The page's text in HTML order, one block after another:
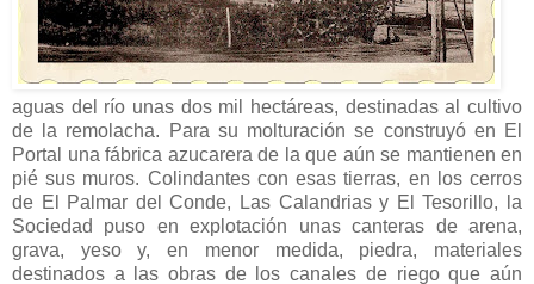
aguas del río unas dos mil hectáreas, destinadas al cultivo
de la remolacha. Para su molturación se construyó en El
Portal una fábrica azucarera de la que aún se mantienen en
pié sus muros. Colindantes con esas tierras, en los cerros
de El Palmar del Conde, Las Calandrias y El Tesorillo, la
Sociedad puso en explotación unas canteras de arena,
grava, yeso y, en menor medida, piedra, materiales
destinados a las obras de los canales de riego que aún